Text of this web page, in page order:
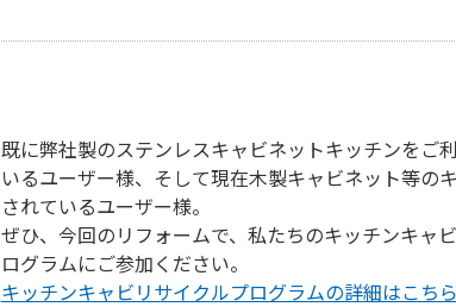
既に弊社製のステンレスキャビネットキッチンをご
いるユーザー様、そして現在木製キャビネット等の
されているユーザー様。
ぜひ、今回のリフォームで、私たちのキッチンキャ
ログラムにご参加ください。
キッチンキャビリサイクルプログラムの詳細はこちら